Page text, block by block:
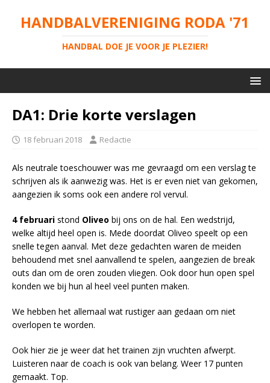
HANDBALVERENIGING RODA '71
HANDBAL DOE JE VOOR JE PLEZIER!
DA1: Drie korte verslagen
18 februari 2018 Redactie
Als neutrale toeschouwer was me gevraagd om een verslag te
schrijven als ik aanwezig was. Het is er even niet van gekomen,
aangezien ik soms ook een andere rol vervul.
4 februari stond Oliveo bij ons on de hal. Een wedstrijd,
welke altijd heel open is. Mede doordat Oliveo speelt op een
snelle tegen aanval. Met deze gedachten waren de meiden
behoudend met snel aanvallend te spelen, aangezien de break
outs dan om de oren zouden vliegen. Ook door hun open spel
konden we bij hun al heel veel punten maken.
We hebben het allemaal wat rustiger aan gedaan om niet
overlopen te worden.
Ook hier zie je weer dat het trainen zijn vruchten afwerpt.
Luisteren naar de coach is ook van belang. Weer 17 punten
gemaakt. Top.